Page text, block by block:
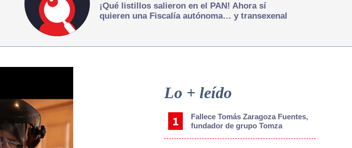
¡Qué listillos salieron en el PAN! Ahora sí
quieren una Fiscalía autónoma… y transexenal
Sidebar
Lo + leído
Fallece Tomás Zaragoza Fuentes,
fundador de grupo Tomza